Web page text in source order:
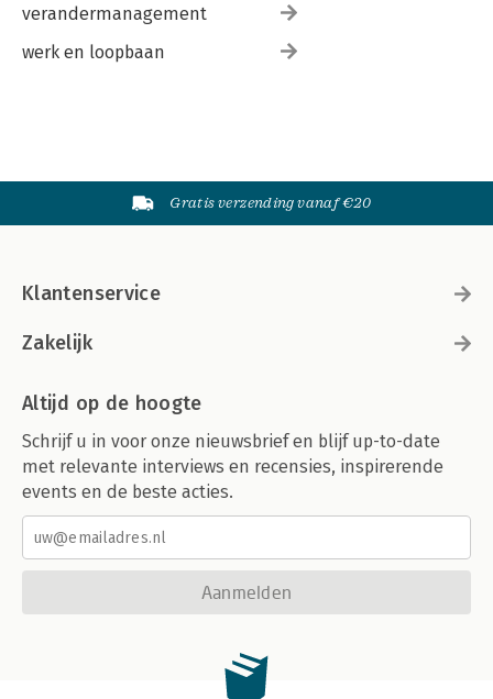
verandermanagement
werk en loopbaan
Gratis verzending vanaf €20
Klantenservice
Zakelijk
Altijd op de hoogte
Schrijf u in voor onze nieuwsbrief en blijf up-to-date
met relevante interviews en recensies, inspirerende
events en de beste acties.
Aanmelden